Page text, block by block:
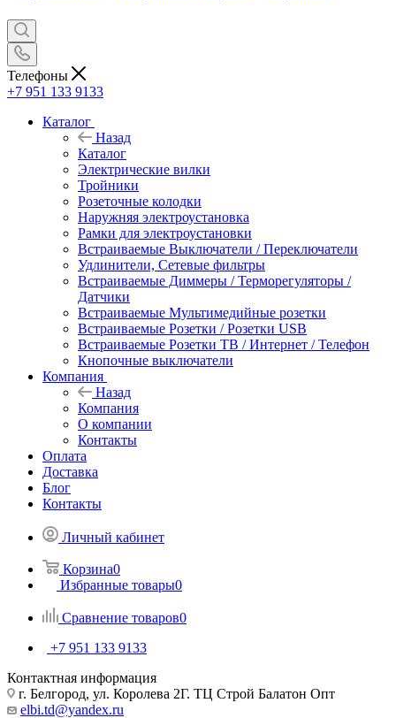
Телефоны
+7 951 133 9133
Каталог
Назад
Каталог
Электрические вилки
Тройники
Розеточные колодки
Наружняя электроустановка
Рамки для электроустановки
Встраиваемые Выключатели / Переключатели
Удлинители, Сетевые фильтры
Встраиваемые Диммеры / Терморегуляторы /
Датчики
Встраиваемые Мультимедийные розетки
Встраиваемые Розетки / Розетки USB
Встраиваемые Розетки ТВ / Интернет / Телефон
Кнопочные выключатели
Компания
Назад
Компания
О компании
Контакты
Оплата
Доставка
Блог
Контакты
Личный кабинет
Корзина0
Избранные товары0
Сравнение товаров0
+7 951 133 9133
Контактная информация
г. Белгород, ул. Королева 2Г. ТЦ Строй Балатон Опт
elbi.td@yandex.ru